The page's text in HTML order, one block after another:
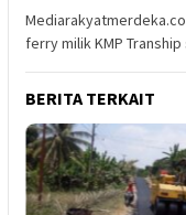
ferry milik KMP
BERITA TERKAIT